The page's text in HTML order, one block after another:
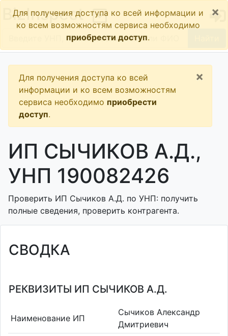
BizInspect
Для получения доступа ко всей информации и
ко всем возможностям сервиса необходимо
приобрести доступ.
×
Для получения доступа ко всей
информации и ко всем возможностям
сервиса необходимо приобрести
доступ.
×
ИП СЫЧИКОВ А.Д.,
УНП 190082426
Проверить ИП Сычиков А.Д. по УНП: получить
полные сведения, проверить контрагента.
СВОДКА
РЕКВИЗИТЫ ИП СЫЧИКОВ А.Д.
Наименование ИП
Сычиков Александр
Дмитриевич